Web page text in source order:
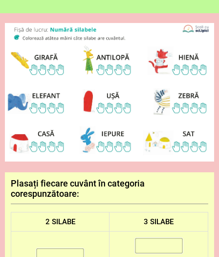
Plasați fiecare cuvânt în categoria
corespunzătoare:
2 SILABE 3 SILABE